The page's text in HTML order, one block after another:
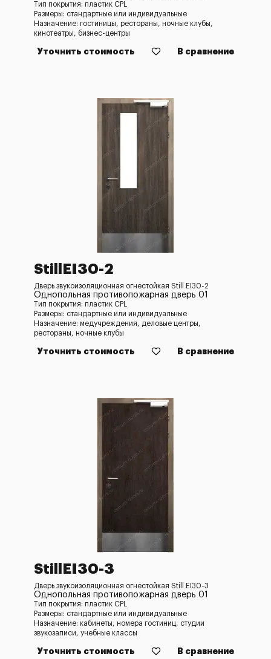
Тип покрытия: пластик CPL
Размеры: стандартные или индивидуальные
Назначение: гостиницы, рестораны, ночные клубы,
кинотеатры, бизнес-центры
Уточнить стоимость В сравнение
StillEI30-2
Дверь звукоизоляционная огнестойкая Still EI30-2
Однопольная противопожарная дверь 01
Тип покрытия: пластик CPL
Размеры: стандартные или индивидуальные
Назначение: медучреждения, деловые центры,
рестораны, ночные клубы
Уточнить стоимость В сравнение
StillEI30-3
Дверь звукоизоляционная огнестойкая Still EI30-3
Однопольная противопожарная дверь 01
Тип покрытия: пластик CPL
Размеры: стандартные или индивидуальные
Назначение: кабинеты, номера гостиниц, студии
звукозаписи, учебные классы
Уточнить стоимость В сравнение